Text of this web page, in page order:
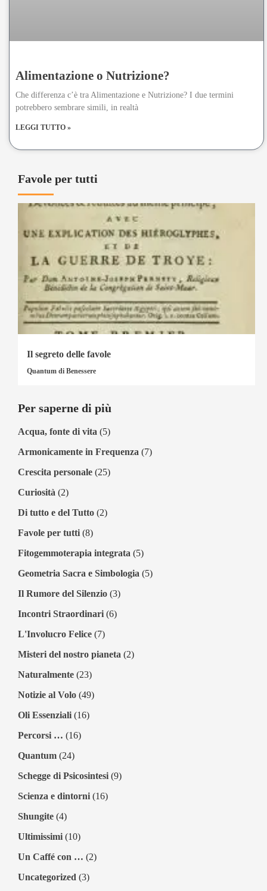
Alimentazione o Nutrizione?
Che differenza c’è tra Alimentazione e Nutrizione? I due termini
potrebbero sembrare simili, in realtà
LEGGI TUTTO »
Favole per tutti
Il segreto delle favole
Quantum di Benessere
Per saperne di più
Acqua, fonte di vita (5)
Armonicamente in Frequenza (7)
Crescita personale (25)
Curiosità (2)
Di tutto e del Tutto (2)
Favole per tutti (8)
Fitogemmoterapia integrata (5)
Geometria Sacra e Simbologia (5)
Il Rumore del Silenzio (3)
Incontri Straordinari (6)
L'Involucro Felice (7)
Misteri del nostro pianeta (2)
Naturalmente (23)
Notizie al Volo (49)
Oli Essenziali (16)
Percorsi … (16)
Quantum (24)
Schegge di Psicosintesi (9)
Scienza e dintorni (16)
Shungite (4)
Ultimissimi (10)
Un Caffé con … (2)
Uncategorized (3)